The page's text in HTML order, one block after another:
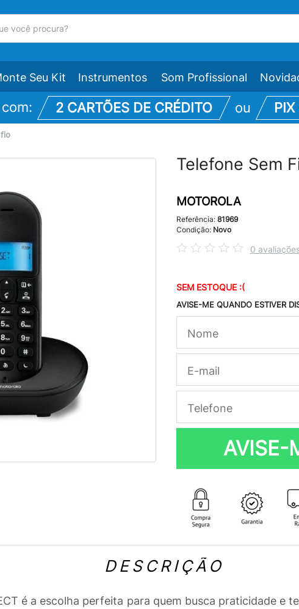
Seu Kit Instrumentos Som Profissional
2 CARTÕES DE CRÉDITO ou
Telefone Sem
MOTOROLA
Referência: 81969
Condição: Novo
0
SEM ESTOQUE :(
AVISE-ME QUANDO ESTIVER
AVISE-
DESCRIÇÃO
é a escolha perfeita para quem busca praticidade e